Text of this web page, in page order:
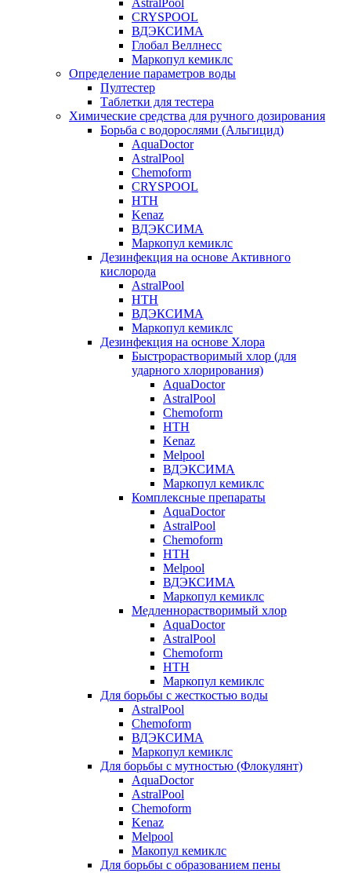
AstralPool
CRYSPOOL
ВДЭКСИМА
Глобал Веллнесс
Маркопул кемиклс
Определение параметров воды
Пултестер
Таблетки для тестера
Химические средства для ручного дозирования
Борьба с водорослями (Альгицид)
AquaDoctor
AstralPool
Chemoform
CRYSPOOL
HTH
Kenaz
ВДЭКСИМА
Маркопул кемиклс
Дезинфекция на основе Активного
кислорода
AstralPool
HTH
ВДЭКСИМА
Маркопул кемиклс
Дезинфекция на основе Хлора
Быстрорастворимый хлор (для
ударного хлорирования)
AquaDoctor
AstralPool
Chemoform
HTH
Kenaz
Melpool
ВДЭКСИМА
Маркопул кемиклс
Комплексные препараты
AquaDoctor
AstralPool
Chemoform
HTH
Melpool
ВДЭКСИМА
Маркопул кемиклс
Медленнорастворимый хлор
AquaDoctor
AstralPool
Chemoform
HTH
Маркопул кемиклс
Для борьбы с жесткостью воды
AstralPool
Chemoform
ВДЭКСИМА
Маркопул кемиклс
Для борьбы с мутностью (Флокулянт)
AquaDoctor
AstralPool
Chemoform
Kenaz
Melpool
Макопул кемиклс
Для борьбы с образованием пены